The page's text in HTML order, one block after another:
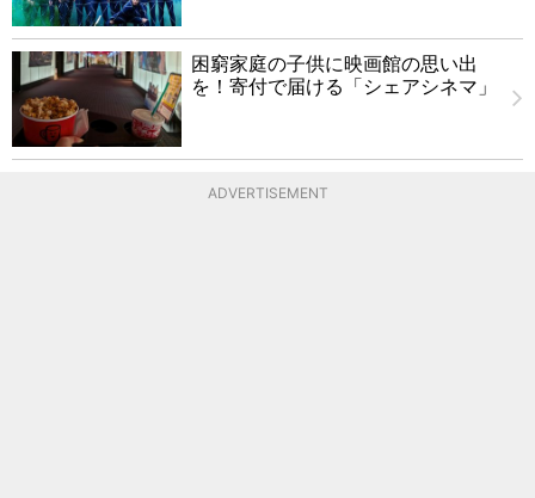
困窮家庭の子供に映画館の思い出
を！寄付で届ける「シェアシネマ」
ADVERTISEMENT